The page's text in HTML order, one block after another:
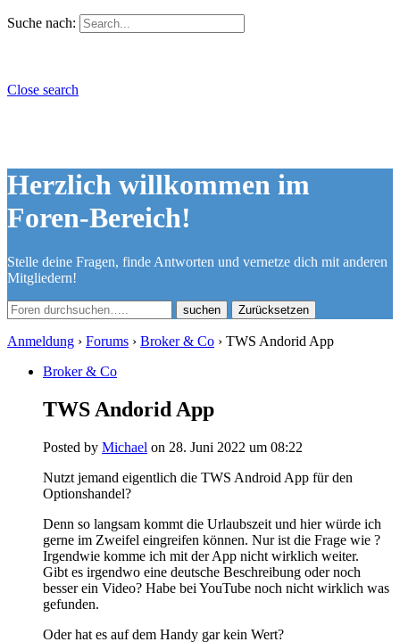
Suche nach:
Close search
Herzlich willkommen im
Foren-Bereich!
Stelle deine Fragen, finde Antworten und vernetze dich mit anderen
Mitgliedern!
Zurücksetzen
Anmeldung › Forums › Broker & Co › TWS Andorid App
Broker & Co
TWS Andorid App
Posted by Michael on 28. Juni 2022 um 08:22
Nutzt jemand eigentlich die TWS Android App für den
Optionshandel?
Denn so langsam kommt die Urlaubszeit und hier würde ich
gerne im Zweifel eingreifen können. Nur ist die Frage wie ?
Irgendwie komme ich mit der App nicht wirklich weiter.
Gibt es irgendwo eine deutsche Beschreibung oder noch
besser ein Video? Habe bei YouTube noch nicht wirklich was
gefunden.
Oder hat es auf dem Handy gar kein Wert?